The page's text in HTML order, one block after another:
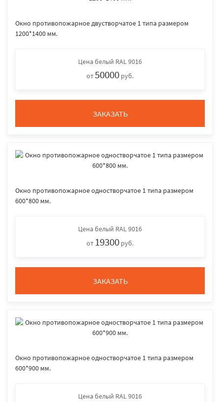
Окно противопожарное двустворчатое 1 типа размером
1200*1400 мм.
Цена белый RAL 9016
от50000 руб.
ЗАКАЗАТЬ
Окно противопожарное одностворчатое 1 типа размером
600*800 мм.
Цена белый RAL 9016
от 19300 руб.
ЗАКАЗАТЬ
Окно противопожарное одностворчатое 1 типа размером
600*900 мм.
Цена белый RAL 9016